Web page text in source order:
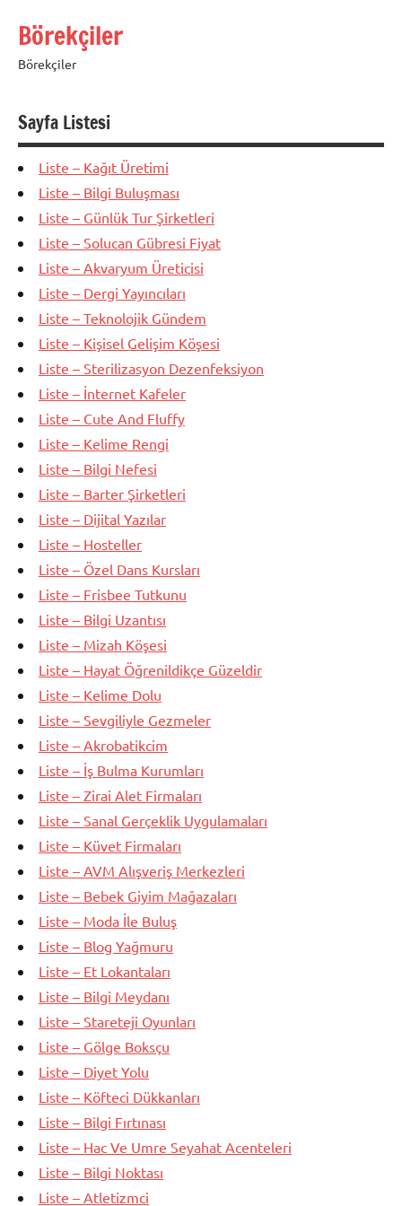
Börekçiler
Börekçiler
Sayfa Listesi
Liste – Kağıt Üretimi
Liste – Bilgi Buluşması
Liste – Günlük Tur Şirketleri
Liste – Solucan Gübresi Fiyat
Liste – Akvaryum Üreticisi
Liste – Dergi Yayıncıları
Liste – Teknolojik Gündem
Liste – Kişisel Gelişim Köşesi
Liste – Sterilizasyon Dezenfeksiyon
Liste – İnternet Kafeler
Liste – Cute And Fluffy
Liste – Kelime Rengi
Liste – Bilgi Nefesi
Liste – Barter Şirketleri
Liste – Dijital Yazılar
Liste – Hosteller
Liste – Özel Dans Kursları
Liste – Frisbee Tutkunu
Liste – Bilgi Uzantısı
Liste – Mizah Köşesi
Liste – Hayat Öğrenildikçe Güzeldir
Liste – Kelime Dolu
Liste – Sevgiliyle Gezmeler
Liste – Akrobatikcim
Liste – İş Bulma Kurumları
Liste – Zirai Alet Firmaları
Liste – Sanal Gerçeklik Uygulamaları
Liste – Küvet Firmaları
Liste – AVM Alışveriş Merkezleri
Liste – Bebek Giyim Mağazaları
Liste – Moda İle Buluş
Liste – Blog Yağmuru
Liste – Et Lokantaları
Liste – Bilgi Meydanı
Liste – Stareteji Oyunları
Liste – Gölge Boksçu
Liste – Diyet Yolu
Liste – Köfteci Dükkanları
Liste – Bilgi Fırtınası
Liste – Hac Ve Umre Seyahat Acenteleri
Liste – Bilgi Noktası
Liste – Atletizmci